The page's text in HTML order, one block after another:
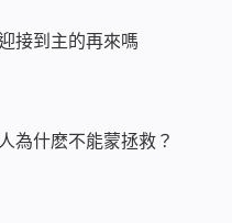
接到主的再來嗎
為什麽不能蒙拯救？